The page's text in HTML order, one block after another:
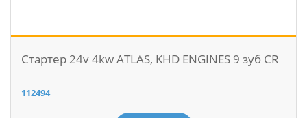
Стартер 24v 4kw ATLAS, KHD ENGINES 9 зуб CR
112494